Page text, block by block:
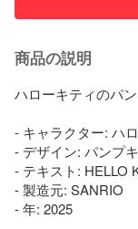
商品の説明
ハローキティのパ
- キャラクター: ハ
- デザイン: パンプ
- テキスト: HELLO
- 製造元: SANRIO
- 年: 2025